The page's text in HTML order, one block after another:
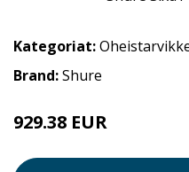
Kategoriat:
Brand:Shure
929.38 EUR